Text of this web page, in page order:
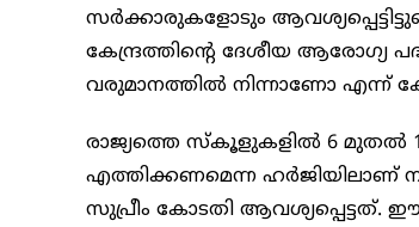
സര്‍ക്കാരുകളോടും
കേന്ദ്രത്തിന്റെ ദേശീയ
വരുമാനത്തില്‍ നിന്നാണോ എന്ന്
രാജ്യത്തെ സ്‌കൂളുകളിൽ 6 മുതല്‍
എത്തിക്കണമെന്ന ഹര്‍ജിയിലാണ്
സുപ്രീം കോടതി ആവശ്യപ്പെട്ടത്.